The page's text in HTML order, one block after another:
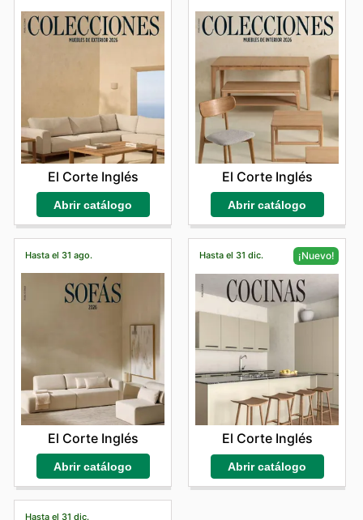
El Corte Inglés
Abrir catálogo
El Corte Inglés
Abrir catálogo
Hasta el 31 ago.
El Corte Inglés
Abrir catálogo
Hasta el 31 dic. ¡Nuevo!
El Corte Inglés
Abrir catálogo
Hasta el 31 dic.